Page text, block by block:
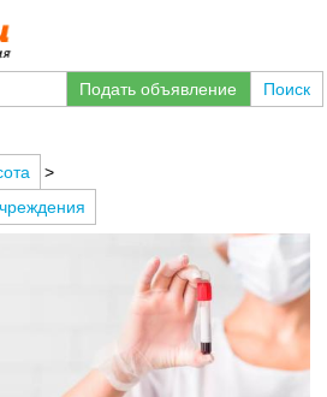
Подать объявление
Поиск
>